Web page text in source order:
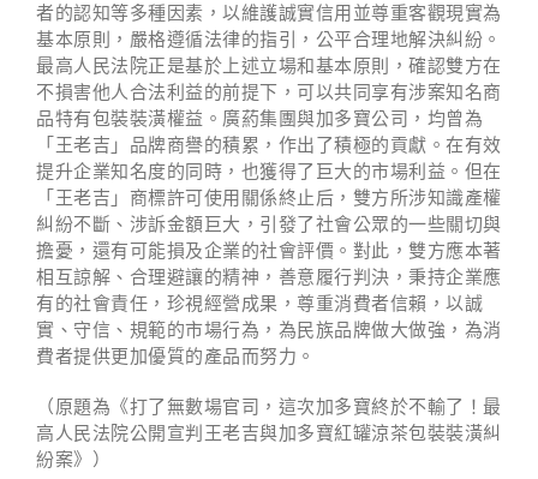
者的認知等多種因素，以維護誠實信用並尊重客觀現實為
基本原則，嚴格遵循法律的指引，公平合理地解決糾紛。
最高人民法院正是基於上述立場和基本原則，確認雙方在
不損害他人合法利益的前提下，可以共同享有涉案知名商
品特有包裝裝潢權益。廣葯集團與加多寶公司，均曾為
「王老吉」品牌商譽的積累，作出了積極的貢獻。在有效
提升企業知名度的同時，也獲得了巨大的市場利益。但在
「王老吉」商標許可使用關係終止后，雙方所涉知識產權
糾紛不斷、涉訴金額巨大，引發了社會公眾的一些關切與
擔憂，還有可能損及企業的社會評價。對此，雙方應本著
相互諒解、合理避讓的精神，善意履行判決，秉持企業應
有的社會責任，珍視經營成果，尊重消費者信賴，以誠
實、守信、規範的市場行為，為民族品牌做大做強，為消
費者提供更加優質的產品而努力。
（原題為《打了無數場官司，這次加多寶終於不輸了！最
高人民法院公開宣判王老吉與加多寶紅罐涼茶包裝裝潢糾
紛案》）